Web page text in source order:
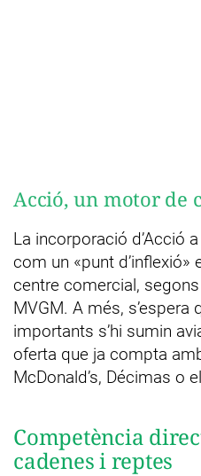
Acció, un motor de
La incorporació d’Acció
com un «punt d’inflexió»
centre comercial,
MVGM. A més, s’espera
importants s’hi sumin
oferta que ja compta
McDonald’s, Décimas o
Competència
cadenes i reptes